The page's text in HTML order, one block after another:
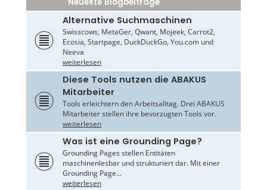
Neueste Blogbeiträge
Alternative Suchmaschinen
Swisscows, MetaGer, Qwant, Mojeek, Carrot2,
Ecosia, Startpage, DuckDuckGo, You.com und
Neeva
weiterlesen
Diese Tools nutzen die ABAKUS
Mitarbeiter
Tools erleichtern den Arbeitsalltag. Drei ABAKUS
Mitarbeiter stellen ihre bevorzugten Tools vor.
weiterlesen
Was ist eine Grounding Page?
Grounding Pages stellen Entitäten
maschinenlesbar und strukturiert dar. Mit einer
Grounding Page...
weiterlesen